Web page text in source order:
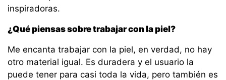
inspiradoras.
¿Qué piensas sobre trabajar con la piel?
Me encanta trabajar con la piel, en verdad, no hay
otro material igual. Es duradera y el usuario la
puede tener para casi toda la vida, pero también es